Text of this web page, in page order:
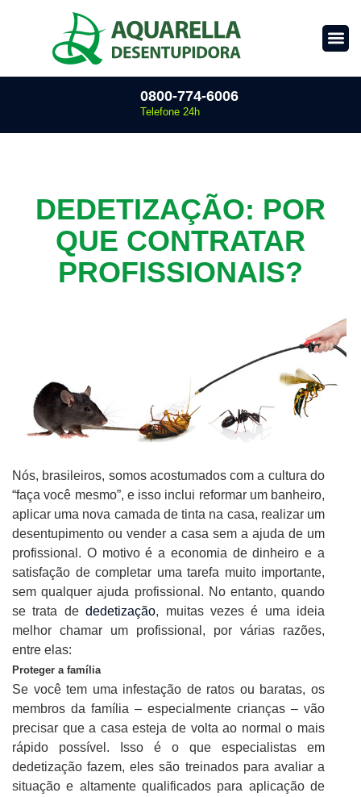
0800-774-6006
Telefone 24h
DEDETIZAÇÃO: POR
QUE CONTRATAR
PROFISSIONAIS?
Nós, brasileiros, somos acostumados com a cultura do
“faça você mesmo”, e isso inclui reformar um banheiro,
aplicar uma nova camada de tinta na casa, realizar um
desentupimento ou vender a casa sem a ajuda de um
profissional. O motivo é a economia de dinheiro e a
satisfação de completar uma tarefa muito importante,
sem qualquer ajuda profissional. No entanto, quando
se trata dededetização, muitas vezes é uma ideia
melhor chamar um profissional, por várias razões,
entre elas:
Proteger a família
Se você tem uma infestação de ratos ou baratas, os
membros da família – especialmente crianças – vão
precisar que a casa esteja de volta ao normal o mais
rápido possível. Isso é o que especialistas em
dedetização fazem, eles são treinados para avaliar a
situação e altamente qualificados para aplicação de